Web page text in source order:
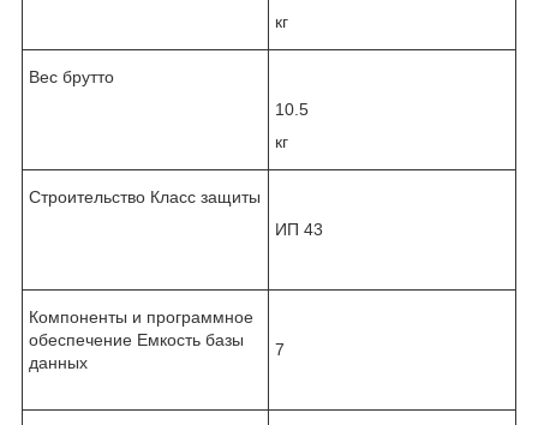
кг
Вес брутто
10.5
кг
Строительство Класс защиты
ИП 43
Компоненты и программное
обеспечение Емкость базы
данных
7